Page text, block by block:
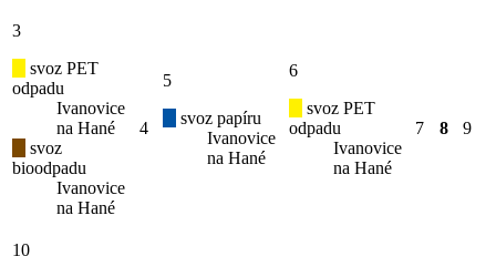
3
svoz PET
odpadu
Ivanovice
na Hané
svoz
bioodpadu
Ivanovice
na Hané
4
5
svoz papíru
Ivanovice
na Hané
6
svoz PET
odpadu
Ivanovice
na Hané
7 8 9
10